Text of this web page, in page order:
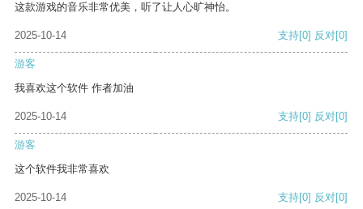
这款游戏的音乐非常优美，听了让人心旷神怡。
2025-10-14 支持[0] 反对[0]
游客
我喜欢这个软件 作者加油
2025-10-14 支持[0] 反对[0]
游客
这个软件我非常喜欢
2025-10-14 支持[0] 反对[0]